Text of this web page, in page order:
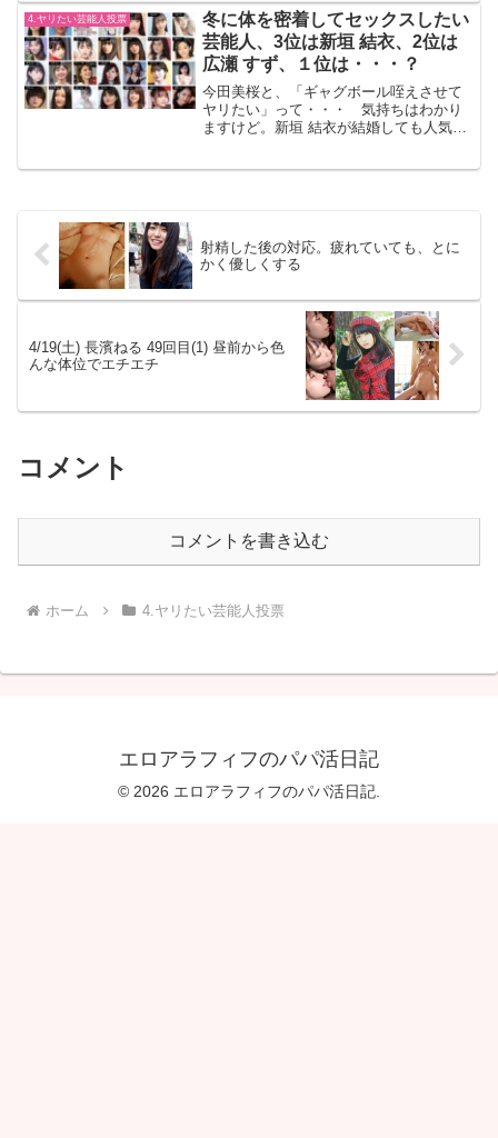
最高ですね。順位と投票ポイント投票ポ
イント位について1...
4.ヤリたい芸能人投票
冬に体を密着してセックスしたい
芸能人、3位は新垣 結衣、2位は
広瀬 すず、１位は・・・？
今田美桜と、「ギャグボール咥えさせて
ヤリたい」って・・・ 気持ちはわかり
ますけど。新垣 結衣が結婚しても人気が
射精した後の対応。疲れていても、とに
かく優しくする
4/19(土) 長濱ねる 49回目(1) 昼前から色
んな体位でエチエチ
コメント
コメントを書き込む
ホーム 4.ヤリたい芸能人投票
エロアラフィフのパパ活日記
© 2026 エロアラフィフのパパ活日記.